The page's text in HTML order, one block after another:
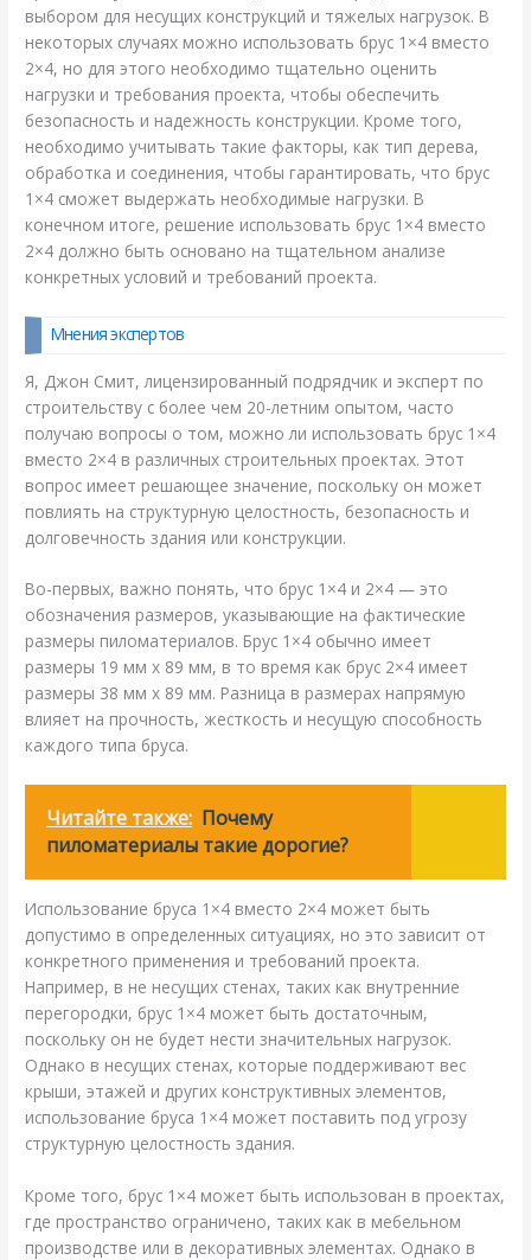
выбором для несущих конструкций и тяжелых нагрузок. В
некоторых случаях можно использовать брус 1×4 вместо
2×4, но для этого необходимо тщательно оценить
нагрузки и требования проекта, чтобы обеспечить
безопасность и надежность конструкции. Кроме того,
необходимо учитывать такие факторы, как тип дерева,
обработка и соединения, чтобы гарантировать, что брус
1×4 сможет выдержать необходимые нагрузки. В
конечном итоге, решение использовать брус 1×4 вместо
2×4 должно быть основано на тщательном анализе
конкретных условий и требований проекта.
Мнения экспертов
Я, Джон Смит, лицензированный подрядчик и эксперт по
строительству с более чем 20-летним опытом, часто
получаю вопросы о том, можно ли использовать брус 1×4
вместо 2×4 в различных строительных проектах. Этот
вопрос имеет решающее значение, поскольку он может
повлиять на структурную целостность, безопасность и
долговечность здания или конструкции.
Во-первых, важно понять, что брус 1×4 и 2×4 — это
обозначения размеров, указывающие на фактические
размеры пиломатериалов. Брус 1×4 обычно имеет
размеры 19 мм х 89 мм, в то время как брус 2×4 имеет
размеры 38 мм х 89 мм. Разница в размерах напрямую
влияет на прочность, жесткость и несущую способность
каждого типа бруса.
Читайте также: Почему
пиломатериалы такие дорогие?
Использование бруса 1×4 вместо 2×4 может быть
допустимо в определенных ситуациях, но это зависит от
конкретного применения и требований проекта.
Например, в не несущих стенах, таких как внутренние
перегородки, брус 1×4 может быть достаточным,
поскольку он не будет нести значительных нагрузок.
Однако в несущих стенах, которые поддерживают вес
крыши, этажей и других конструктивных элементов,
использование бруса 1×4 может поставить под угрозу
структурную целостность здания.
Кроме того, брус 1×4 может быть использован в проектах,
где пространство ограничено, таких как в мебельном
производстве или в декоративных элементах. Однако в